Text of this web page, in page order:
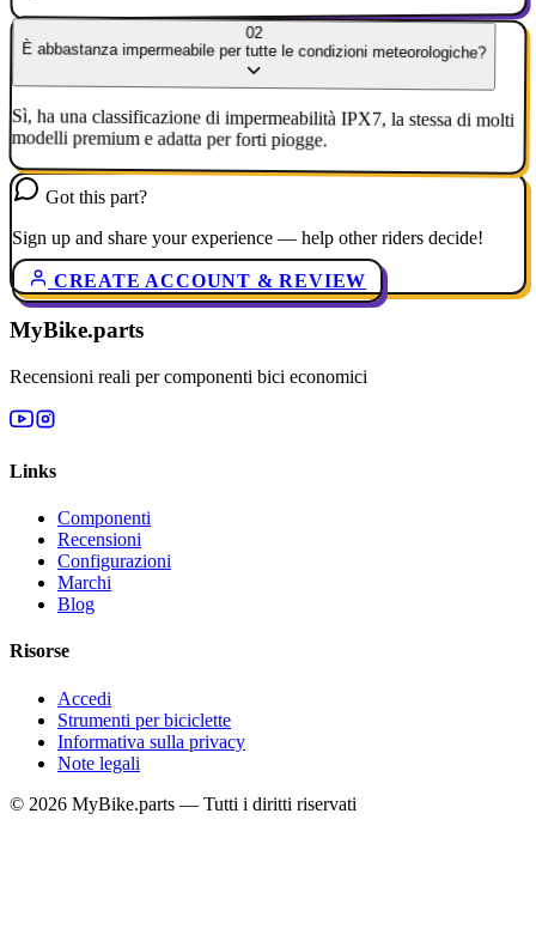
02
È abbastanza impermeabile per tutte le condizioni meteorologiche?
Sì, ha una classificazione di impermeabilità IPX7, la stessa di molti
modelli premium e adatta per forti piogge.
Got this part?
Sign up and share your experience — help other riders decide!
CREATE ACCOUNT & REVIEW
MyBike.parts
Recensioni reali per componenti bici economici
Links
Componenti
Recensioni
Configurazioni
Marchi
Blog
Risorse
Accedi
Strumenti per biciclette
Informativa sulla privacy
Note legali
© 2026 MyBike.parts — Tutti i diritti riservati